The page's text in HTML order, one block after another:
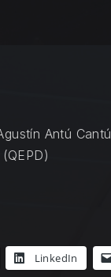
Antú Cantú
(QEPD)
LinkedIn